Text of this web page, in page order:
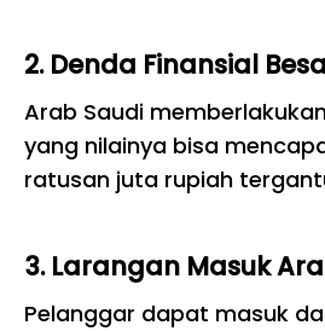
2. Denda Finansial
Arab Saudi
yang nilainya bisa
ratusan juta rupiah
3. Larangan Masuk
Pelanggar dapat masuk